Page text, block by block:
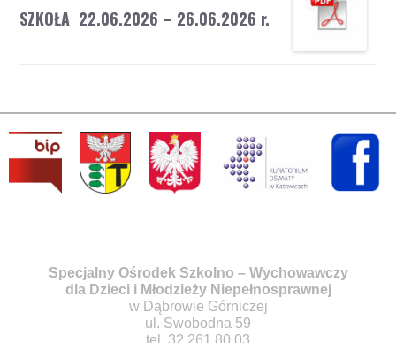
SZKOŁA 22.06.2026 – 26.06.2026 r.
Specjalny Ośrodek Szkolno – Wychowawczy
dla Dzieci i Młodzieży Niepełnosprawnej
w Dąbrowie Górniczej
ul. Swobodna 59
tel. 32 261 80 03